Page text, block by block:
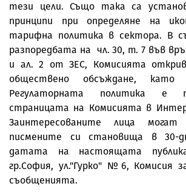
тези цели. Също така са
принципи при определяне на
тарифна политика в сектора. В
разпоредбата на чл. 30, т. 7 във
и ал. 2 от ЗЕС, Комисията
обществено обсъждане,
Регулаторната политика е
страницата на Комисията в
Заинтересованите лица
писмените си становища в 30-
датата на настоящата
гр.София, ул."Гурко" №6, Комисия
съобщенията.